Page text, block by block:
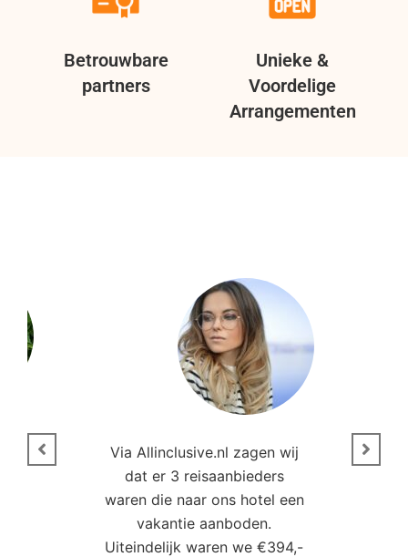
Betrouwbare
partners
Unieke &
Voordelige
Arrangementen
Via Allinclusive.nl zagen wij
dat er 3 reisaanbieders
waren die naar ons hotel een
vakantie aanboden.
Uiteindelijk waren we €394,-